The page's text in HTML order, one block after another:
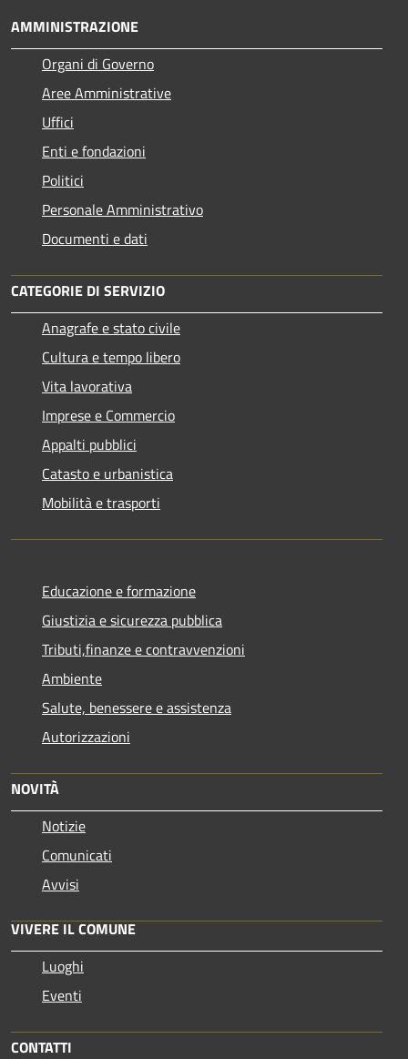
AMMINISTRAZIONE
Organi di Governo
Aree Amministrative
Uffici
Enti e fondazioni
Politici
Personale Amministrativo
Documenti e dati
CATEGORIE DI SERVIZIO
Anagrafe e stato civile
Cultura e tempo libero
Vita lavorativa
Imprese e Commercio
Appalti pubblici
Catasto e urbanistica
Mobilità e trasporti
Educazione e formazione
Giustizia e sicurezza pubblica
Tributi,finanze e contravvenzioni
Ambiente
Salute, benessere e assistenza
Autorizzazioni
NOVITÀ
Notizie
Comunicati
Avvisi
VIVERE IL COMUNE
Luoghi
Eventi
CONTATTI